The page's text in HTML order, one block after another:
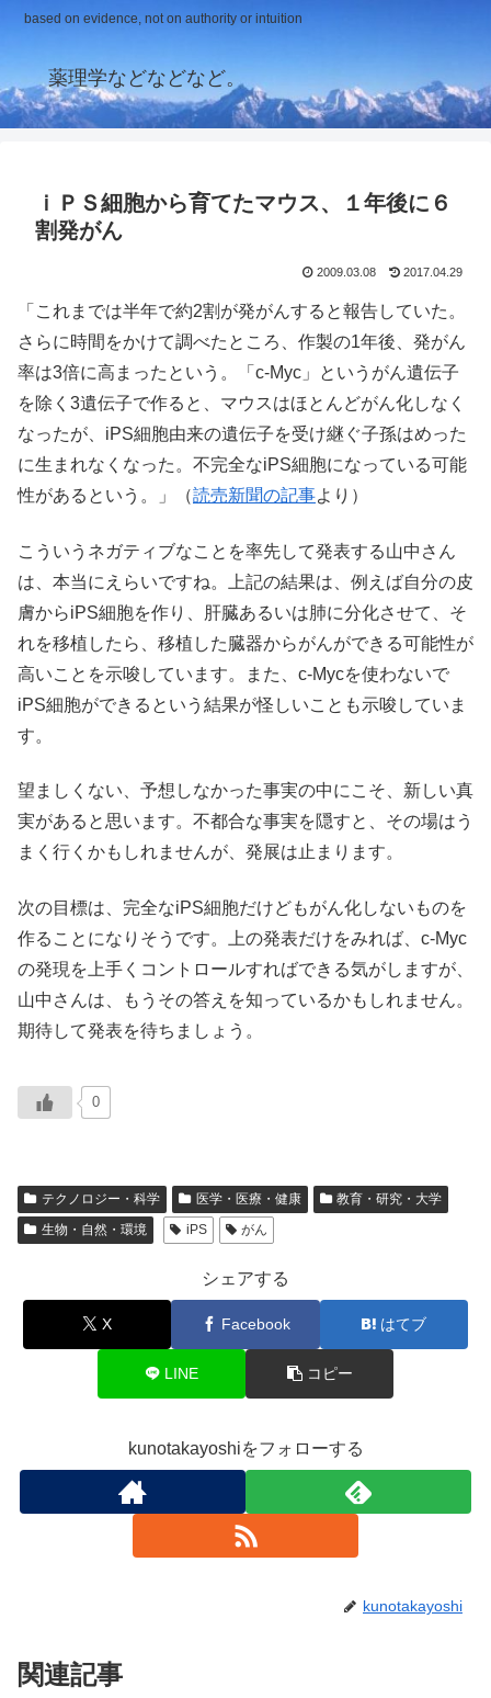
based on evidence, not on authority or intuition
薬理学などなどなど。
ｉＰＳ細胞から育てたマウス、１年後に６
割発がん
2009.03.08 2017.04.29
「これまでは半年で約2割が発がんすると報告していた。
さらに時間をかけて調べたところ、作製の1年後、発がん
率は3倍に高まったという。「c-Myc」というがん遺伝子
を除く3遺伝子で作ると、マウスはほとんどがん化しなく
なったが、iPS細胞由来の遺伝子を受け継ぐ子孫はめった
に生まれなくなった。不完全なiPS細胞になっている可能
性があるという。」（読売新聞の記事より）
こういうネガティブなことを率先して発表する山中さん
は、本当にえらいですね。上記の結果は、例えば自分の皮
膚からiPS細胞を作り、肝臓あるいは肺に分化させて、そ
れを移植したら、移植した臓器からがんができる可能性が
高いことを示唆しています。また、c-Mycを使わないで
iPS細胞ができるという結果が怪しいことも示唆していま
す。
望ましくない、予想しなかった事実の中にこそ、新しい真
実があると思います。不都合な事実を隠すと、その場はう
まく行くかもしれませんが、発展は止まります。
次の目標は、完全なiPS細胞だけどもがん化しないものを
作ることになりそうです。上の発表だけをみれば、c-Myc
の発現を上手くコントロールすればできる気がしますが、
山中さんは、もうその答えを知っているかもしれません。
期待して発表を待ちましょう。
0
テクノロジー・科学 医学・医療・健康
教育・研究・大学
生物・自然・環境
iPS がん
シェアする
X Facebook はてブ
LINE コピー
kunotakayoshiをフォローする
kunotakayoshi
関連記事